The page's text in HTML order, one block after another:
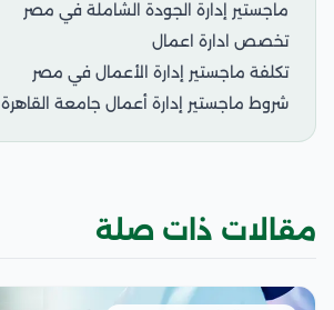
ماجستير إدارة الجودة الشاملة في مصر
تخصص ادارة اعمال
تكلفة ماجستير إدارة الأعمال في مصر
شروط ماجستير إدارة أعمال جامعة القاهرة
مقالات ذات صلة